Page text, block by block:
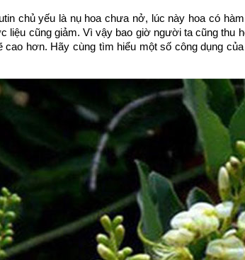
chủ yếu là nụ hoa chưa nở, lúc này hoa có
liệu cũng giảm. Vì vậy bao giờ người ta cũng thu
hơn. Hãy cùng tìm hiểu một số công dụng